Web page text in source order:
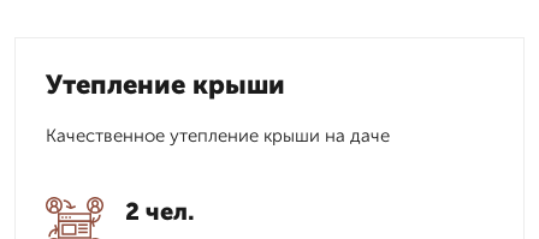
Утепление крыши
Качественное утепление крыши на даче
2 чел.